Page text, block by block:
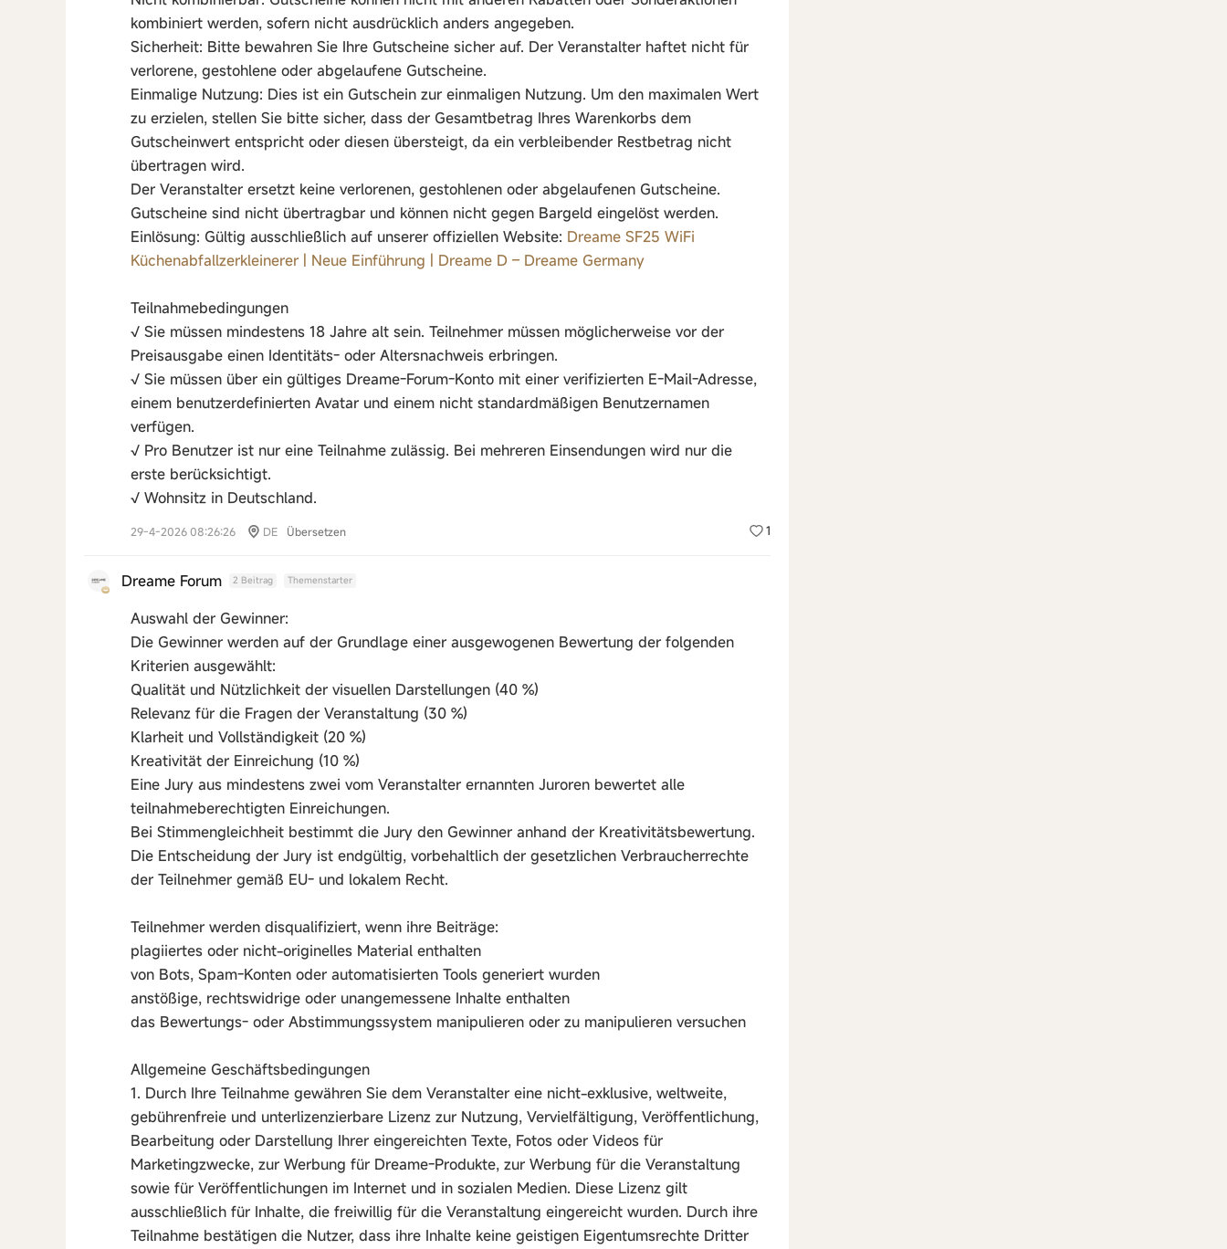
kombiniert werden, sofern nicht ausdrücklich anders angegeben.
Sicherheit: Bitte bewahren Sie Ihre Gutscheine sicher auf. Der Veranstalter haftet nicht für
verlorene, gestohlene oder abgelaufene Gutscheine.
Einmalige Nutzung: Dies ist ein Gutschein zur einmaligen Nutzung. Um den maximalen Wert
zu erzielen, stellen Sie bitte sicher, dass der Gesamtbetrag Ihres Warenkorbs dem
Gutscheinwert entspricht oder diesen übersteigt, da ein verbleibender Restbetrag nicht
übertragen wird.
Der Veranstalter ersetzt keine verlorenen, gestohlenen oder abgelaufenen Gutscheine.
Gutscheine sind nicht übertragbar und können nicht gegen Bargeld eingelöst werden.
Einlösung: Gültig ausschließlich auf unserer offiziellen Website: Dreame SF25 WiFi
Küchenabfallzerkleinerer | Neue Einführung | Dreame D – Dreame Germany
Teilnahmebedingungen
√ Sie müssen mindestens 18 Jahre alt sein. Teilnehmer müssen möglicherweise vor der
Preisausgabe einen Identitäts- oder Altersnachweis erbringen.
√ Sie müssen über ein gültiges Dreame-Forum-Konto mit einer verifizierten E-Mail-Adresse,
einem benutzerdefinierten Avatar und einem nicht standardmäßigen Benutzernamen
verfügen.
√ Pro Benutzer ist nur eine Teilnahme zulässig. Bei mehreren Einsendungen wird nur die
erste berücksichtigt.
√ Wohnsitz in Deutschland.
1
29-4-2026 08:26:26 DE Übersetzen
Dreame Forum 2 Beitrag Themenstarter
Auswahl der Gewinner:
Die Gewinner werden auf der Grundlage einer ausgewogenen Bewertung der folgenden
Kriterien ausgewählt:
Qualität und Nützlichkeit der visuellen Darstellungen (40 %)
Relevanz für die Fragen der Veranstaltung (30 %)
Klarheit und Vollständigkeit (20 %)
Kreativität der Einreichung (10 %)
Eine Jury aus mindestens zwei vom Veranstalter ernannten Juroren bewertet alle
teilnahmeberechtigten Einreichungen.
Bei Stimmengleichheit bestimmt die Jury den Gewinner anhand der Kreativitätsbewertung.
Die Entscheidung der Jury ist endgültig, vorbehaltlich der gesetzlichen Verbraucherrechte
der Teilnehmer gemäß EU- und lokalem Recht.
Teilnehmer werden disqualifiziert, wenn ihre Beiträge:
plagiiertes oder nicht-originelles Material enthalten
von Bots, Spam-Konten oder automatisierten Tools generiert wurden
anstößige, rechtswidrige oder unangemessene Inhalte enthalten
das Bewertungs- oder Abstimmungssystem manipulieren oder zu manipulieren versuchen
Allgemeine Geschäftsbedingungen
1. Durch Ihre Teilnahme gewähren Sie dem Veranstalter eine nicht-exklusive, weltweite,
gebührenfreie und unterlizenzierbare Lizenz zur Nutzung, Vervielfältigung, Veröffentlichung,
Bearbeitung oder Darstellung Ihrer eingereichten Texte, Fotos oder Videos für
Marketingzwecke, zur Werbung für Dreame-Produkte, zur Werbung für die Veranstaltung
sowie für Veröffentlichungen im Internet und in sozialen Medien. Diese Lizenz gilt
ausschließlich für Inhalte, die freiwillig für die Veranstaltung eingereicht wurden. Durch ihre
Teilnahme bestätigen die Nutzer, dass ihre Inhalte keine geistigen Eigentumsrechte Dritter